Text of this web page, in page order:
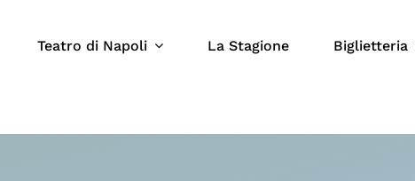
Teatro di Napoli La Stagione Biglietteria